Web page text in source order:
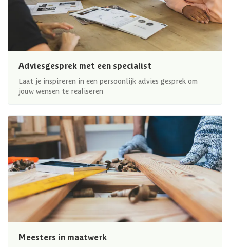
Adviesgesprek met een specialist
Laat je inspireren in een persoonlijk advies gesprek om
jouw wensen te realiseren
Meesters in maatwerk